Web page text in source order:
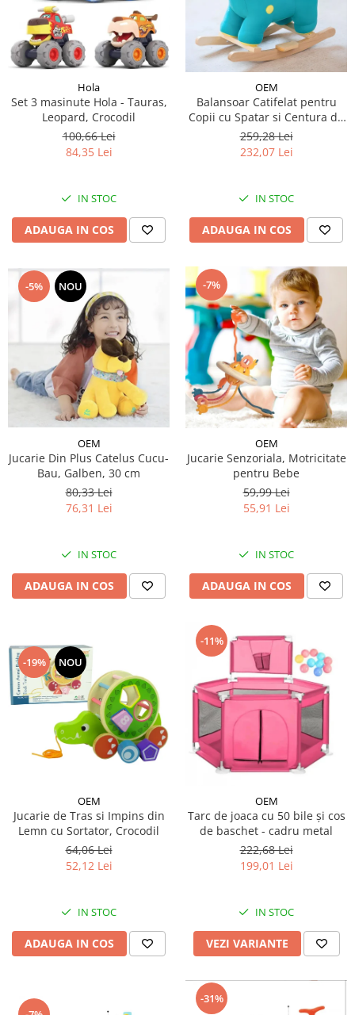
Hola
Set 3 masinute Hola - Tauras,
Leopard, Crocodil
100,66 Lei
84,35 Lei
IN STOC
ADAUGA IN COS
OEM
Balansoar Catifelat pentru
Copii cu Spatar si Centura de
Siguranta, Dinozaurul
Cantaret
259,28 Lei
232,07 Lei
IN STOC
ADAUGA IN COS
-5% NOU
OEM
Jucarie Din Plus Catelus Cucu-
Bau, Galben, 30 cm
80,33 Lei
76,31 Lei
IN STOC
ADAUGA IN COS
-7%
OEM
Jucarie Senzoriala, Motricitate
pentru Bebe
59,99 Lei
55,91 Lei
IN STOC
ADAUGA IN COS
-19% NOU
OEM
Jucarie de Tras si Impins din
Lemn cu Sortator, Crocodil
64,06 Lei
52,12 Lei
IN STOC
ADAUGA IN COS
-11%
OEM
Tarc de joaca cu 50 bile și cos
de baschet - cadru metal
222,68 Lei
199,01 Lei
IN STOC
VEZI VARIANTE
-31%